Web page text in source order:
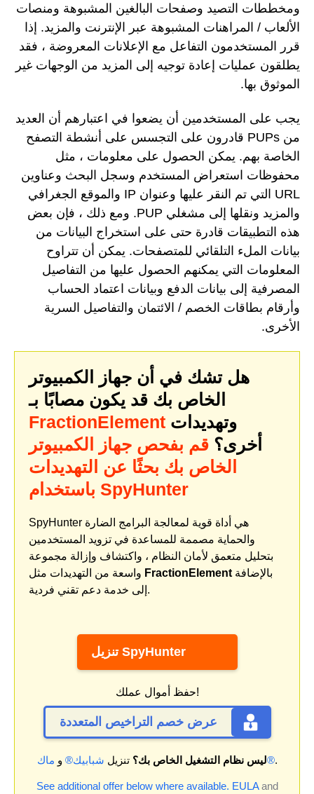
ومخططات التصيد وصفحات البالغين المشبوهة ومنصات
الألعاب / المراهنات المشبوهة عبر الإنترنت والمزيد. إذا
قرر المستخدمون التفاعل مع الإعلانات المعروضة ، فقد
يطلقون عمليات إعادة توجيه إلى المزيد من الوجهات غير
الموثوق بها.
يجب على المستخدمين أن يضعوا في اعتبارهم أن العديد
من PUPs قادرون على التجسس على أنشطة التصفح
الخاصة بهم. يمكن الحصول على معلومات ، مثل
محفوظات استعراض المستخدم وسجل البحث وعناوين
URL التي تم النقر عليها وعنوان IP والموقع الجغرافي
والمزيد ونقلها إلى مشغلي PUP. ومع ذلك ، فإن بعض
هذه التطبيقات قادرة حتى على استخراج البيانات من
بيانات الملء التلقائي للمتصفحات. يمكن أن تتراوح
المعلومات التي يمكنهم الحصول عليها من التفاصيل
المصرفية إلى بيانات الدفع وبيانات اعتماد الحساب
وأرقام بطاقات الخصم / الائتمان والتفاصيل السرية
الأخرى.
هل تشك في أن جهاز الكمبيوتر
الخاص بك قد يكون مصابًا بـ
FractionElement
أخرى؟ قم بفحص جهاز الكمبيوتر
الخاص بك بحثًا عن التهديدات
باستخدام SpyHunter
SpyHunter هي أداة قوية لمعالجة البرامج الضارة
والحماية مصممة للمساعدة في تزويد المستخدمين
بتحليل متعمق لأمان النظام ، واكتشاف وإزالة مجموعة
FractionElement
إلى خدمة دعم تقني فردية.
تنزيل SpyHunter
حفظ أموال عملك!
عرض خصم التراخيص المتعددة
ليس نظام التشغيل الخاص بك؟ تنزيل شبابيك® و ماك®.
See additional offer below where available. EULAand